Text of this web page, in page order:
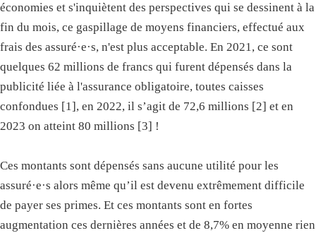
économies et s'inquiètent des perspectives qui se dessinent à la
fin du mois, ce gaspillage de moyens financiers, effectué aux
frais des assuré·e·s, n'est plus acceptable. En 2021, ce sont
quelques 62 millions de francs qui furent dépensés dans la
publicité liée à l'assurance obligatoire, toutes caisses
confondues [1], en 2022, il s’agit de 72,6 millions [2] et en
2023 on atteint 80 millions [3] !
Ces montants sont dépensés sans aucune utilité pour les
assuré·e·s alors même qu’il est devenu extrêmement difficile
de payer ses primes. Et ces montants sont en fortes
augmentation ces dernières années et de 8,7% en moyenne rien